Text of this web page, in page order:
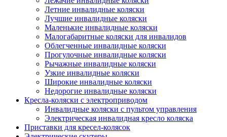
Летние инвалидные коляски
Лучшие инвалидные коляски
Маленькие инвалидные коляски
Малогабаритные коляски для инвалидов
Облегченные инвалидные коляски
Прогулочные инвалидные коляски
Рычажные инвалидные коляски
Узкие инвалидные коляски
Широкие инвалидные коляски
Недорогие инвалидные коляски
Кресла-коляски с электроприводом
Инвалидные коляски с пультом управления
Электрическая инвалидная кресло коляска
Приставки для кресел-колясок